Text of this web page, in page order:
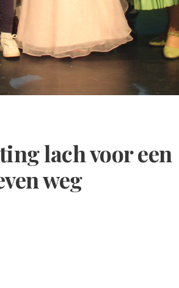
lach voor een
weg